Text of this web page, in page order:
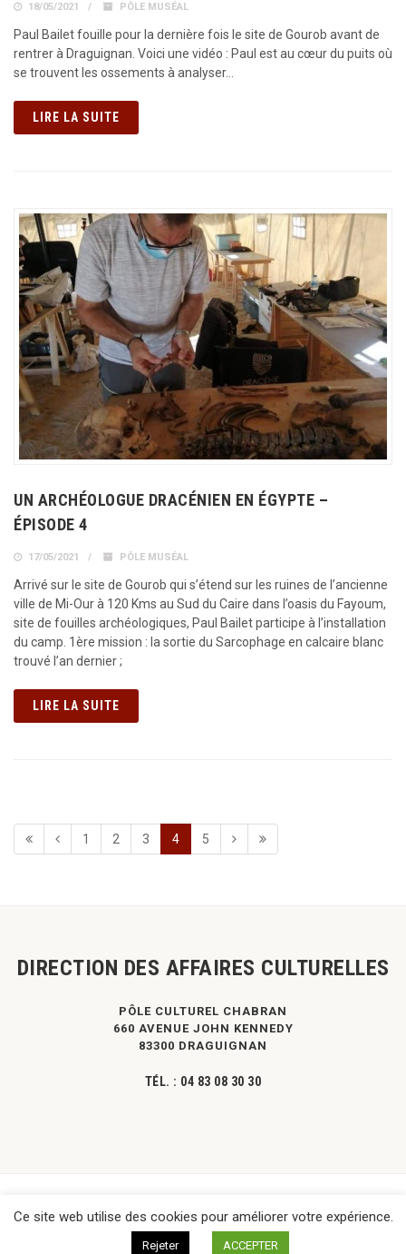
18/05/2021 PÔLE MUSÉAL
Paul Bailet fouille pour la dernière fois le site de Gourob avant de
rentrer à Draguignan. Voici une vidéo : Paul est au cœur du puits où
se trouvent les ossements à analyser…
LIRE LA SUITE
UN ARCHÉOLOGUE DRACÉNIEN EN ÉGYPTE –
ÉPISODE 4
17/05/2021 PÔLE MUSÉAL
Arrivé sur le site de Gourob qui s’étend sur les ruines de l’ancienne
ville de Mi-Our à 120 Kms au Sud du Caire dans l’oasis du Fayoum,
site de fouilles archéologiques, Paul Bailet participe à l’installation
du camp. 1ère mission : la sortie du Sarcophage en calcaire blanc
trouvé l’an dernier ;
LIRE LA SUITE
1 2 3 4 5
DIRECTION DES AFFAIRES CULTURELLES
PÔLE CULTUREL CHABRAN
660 AVENUE JOHN KENNEDY
83300 DRAGUIGNAN
TÉL. : 04 83 08 30 30
Ce site web utilise des cookies pour améliorer votre expérience.
Rejeter ACCEPTER